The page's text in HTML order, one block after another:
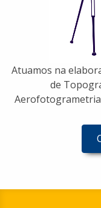
Atuamos na
de